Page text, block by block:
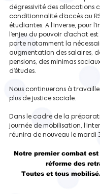
dégressivité des allocations
conditionnalité d’accès au
étudiantes. A l’inverse, pour
l’enjeu du pouvoir d’achat
porte notamment la
augmentation des salaires,
pensions, des minimas
d’études.
Nous continuerons à
plus de justice sociale.
Dans le cadre de la
journée de mobilisation,
réunira de nouveau le mardi
Notre premier combat
réforme des
Toutes et tous